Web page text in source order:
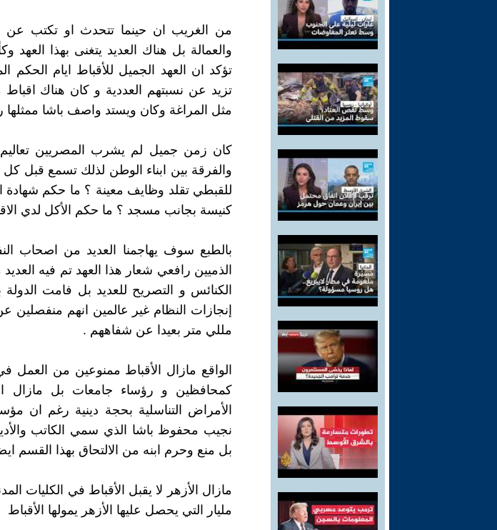
من الغريب ان حينما تتحدث او تكتب عن
والعمالة بل هناك العديد يتغنى بهذا العهد
تؤكد ان العهد الجميل للأقباط ايام الحكم
تزيد عن نسبتهم العددية و كان هناك
مثل المراغة وكان ويستد واصف باشا ممثلها
كان زمن جميل لم يشرب المصريين تعاليم
والفرقة بين ابناء الوطن لذلك تسمع قبل
للقبطي تقلد وظايف معينة ؟ ما حكم
كنيسة بجانب مسجد ؟ ما حكم الأكل لدي
بالطبع سوف يهاجمنا العديد من اصحاب
الذميين رافعي شعار هذا العهد تم فيه
الكنائس و التصريح للعديد بل فامت
إنجازات النظام غير عالمين انهم
مللي متر بعيدا عن شفاههم .
الواقع مازال الأقباط ممنوعين من العمل
كمحافظين و رؤساء جامعات بل مازال
الأمراض التناسلية بحجة دينية رغم
نجيب محفوظ باشا الذي سمي الكاتب
بل منع وحرم ابنه من الالتحاق بهذا القسم
مليار التي يحصل عليها الأزهر يمولها الأقباط